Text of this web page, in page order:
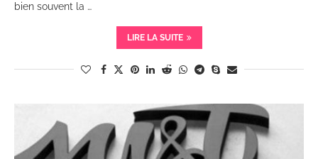
bien souvent la …
LIRE LA SUITE